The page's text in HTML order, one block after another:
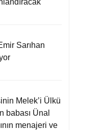
Sarıhan
Melek’i Ülkü
babası Ünal
menajeri ve